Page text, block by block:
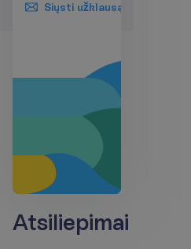
Siųsti užklausą
Atsiliepimai